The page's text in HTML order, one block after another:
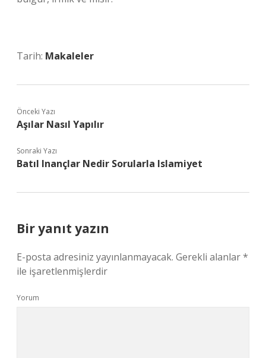
Tarih: Makaleler
Önceki Yazı
Aşılar Nasıl Yapılır
Sonraki Yazı
Batıl Inançlar Nedir Sorularla Islamiyet
Bir yanıt yazın
E-posta adresiniz yayınlanmayacak. Gerekli alanlar*
ile işaretlenmişlerdir
Yorum